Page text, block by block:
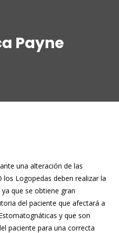
Payne
una alteración de las
Logopedas deben realizar la
que se obtiene gran
del paciente que afectará a
y que son
paciente para una correcta